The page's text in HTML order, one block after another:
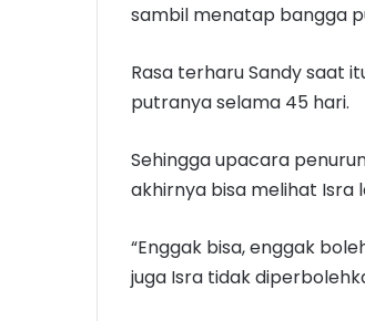
sambil menatap bangga
Rasa terharu Sandy saat
putranya selama 45 hari.
Sehingga upacara
akhirnya bisa melihat Isra
“Enggak bisa, enggak
juga Isra tidak